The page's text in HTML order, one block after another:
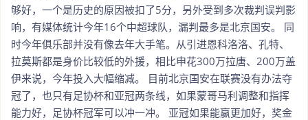
够好，一个是历史的原因被扣了5分，另外受到多次裁判误判影
响，有媒体统计今年16个中超球队，漏判最多是北京国安。 同
时今年俱乐部并没有像去年大手笔。从引进恩科洛洛、孔特、
拉莫斯都是身价比较低的外援，相比申花300万拉唐、200万盖
伊来说，今年投入大幅缩减。 目前北京国安在联赛没有办法夺
冠了，也只有足协杯和亚冠两条线，如果蒙哥马利调整和指挥
能力好，足协杯冠军可以冲一冲。 亚冠如果能赢更加好，奖金